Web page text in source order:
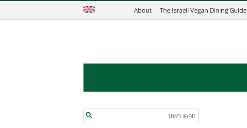
The Israeli Vegan Dining Guide
About